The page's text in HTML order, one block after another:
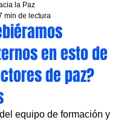
en esto de
de paz?
la Paz
min de lectura
equipo de formación y